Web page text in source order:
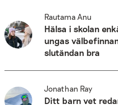
Rautama Anu
Hälsa i skolan
ungas
slutändan bra
Jonathan Ray
Ditt barn vet